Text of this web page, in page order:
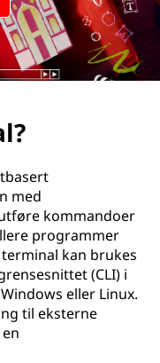
med
kommandoer
programmer
kan brukes
(CLI) i
eller Linux.
til eksterne